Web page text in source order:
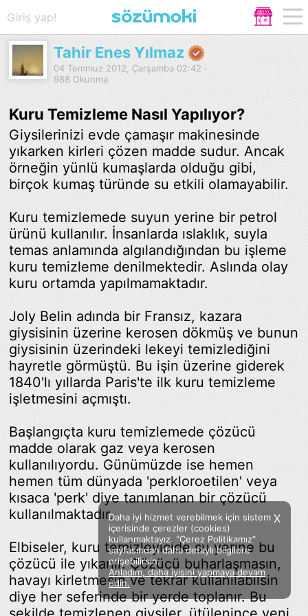
Facebook Twitter Instagram
Sözümoki © 2020 - V.8
Giriş yap!
Tahir Enes Yılmaz
04 Temmuz 2012, Çarşamba 02:42 ·
988 Okunma
Kuru Temizleme Nasıl Yapılıyor?
Giysilerinizi evde çamaşır makinesinde
yıkarken kirleri çözen madde sudur. Ancak
örneğin yünlü kumaşlarda olduğu gibi,
birçok kumaş türünde su etkili olamayabilir.
Kuru temizlemede suyun yerine bir petrol
ürünü kullanılır. İnsanlarda ıslaklık, suyla
temas anlamında algılandığından bu işleme
kuru temizleme denilmektedir. Aslında olay
kuru ortamda yapılmamaktadır.
Joly Belin adında bir Fransız, kazara
giysisinin üzerine kerosen dökmüş ve bunun
giysisinin üzerindeki lekeyi temizlediğini
hayretle görmüştü. Bu işin üzerine giderek
1840'lı yıllarda Paris'te ilk kuru temizleme
işletmesini açmıştı.
Başlangıçta kuru temizlemede çözücü
madde olarak gaz veya kerosen
kullanılıyordu. Günümüzde ise hemen
hemen tüm dünyada 'perkloroetilen' veya
kısaca 'perk' diye tanımlanan bir çözücü
kullanılmaktadır.
Elbiseler, kuru temizleyicide su yerine bu
çözücü ile yıkanır. Çözücü buharlaşmasın,
havayı kirletmesin ve tekrar kullanılabilsin
diye her seferinde bir yerde toplanır. Bu
X
Daha iyi hizmet verebilmek için sistem
içerisinde çerezler (cookies)
kullanmaktayız. "Çerez Politikamız"
sayfasından daha detaylı bilgilere
erişebilirsin.
Anladım, daha iyisini yapmaya devam
edin.